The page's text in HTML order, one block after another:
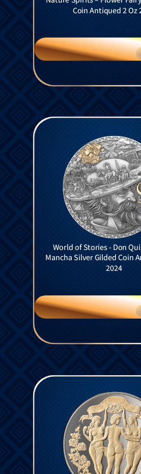
Coin Antiqued 2 Oz
World of Stories - Don
Mancha Silver Gilded Coin
2024